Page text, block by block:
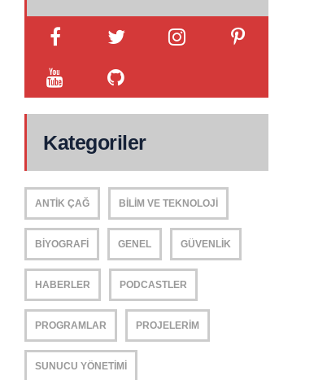
Kategoriler
ANTIK ÇAĞ BILIM VE TEKNOLOJI
BIYOGRAFI GENEL GÜVENLIK
HABERLER PODCASTLER
PROGRAMLAR PROJELERIM
SUNUCU YÖNETIMI